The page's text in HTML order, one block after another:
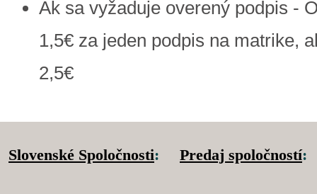
Ak sa vyžaduje overený podpis -
1,5€ za jeden podpis na matrike,
2,5€
Slovenské Spoločnosti: Predaj spoločností: